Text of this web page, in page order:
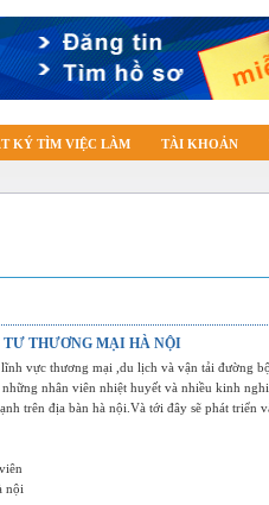
KÝ TÌM VIỆC LÀM TÀI KHOẢN
THƯƠNG MẠI HÀ NỘI
vực thương mại ,du lịch và vận tải đường
nhân viên nhiệt huyết và nhiều kinh
trên địa bàn hà nội.Và tới đây sẽ phát triển
nội